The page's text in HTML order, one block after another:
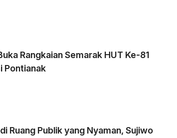
Rangkaian Semarak HUT Ke-81
Pontianak
Ruang Publik yang Nyaman, Sujiwo